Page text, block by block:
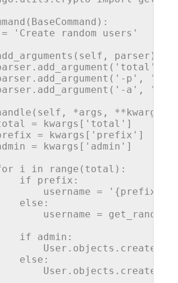
( BaseCommand ):
=
'Create random users'
( self, parser ):
'total'
'-p' ,
'--
'-a' ,
'--
( self, *args, **kwargs
= kwargs[
'total' ]
= kwargs[
'prefix' ]
= kwargs[
'admin' ]
i in range (total):
if prefix:
username =
else :
username =
if admin:
else :